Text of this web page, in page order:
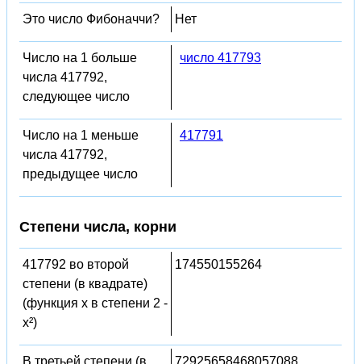
Это число Фибоначчи? Нет
Число на 1 больше
числа 417792,
следующее число
число 417793
Число на 1 меньше
числа 417792,
предыдущее число
417791
Степени числа, корни
417792 во второй
степени (в квадрате)
(функция x в степени 2 -
x²)
174550155264
В третьей степени (в
72925658468057088